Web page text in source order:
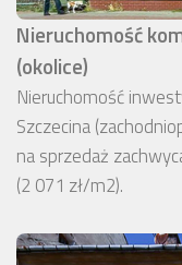
Nieruchomość
(okolice)
Nieruchomość
Szczecina
na sprzedaż
(2 071 zł/m2).